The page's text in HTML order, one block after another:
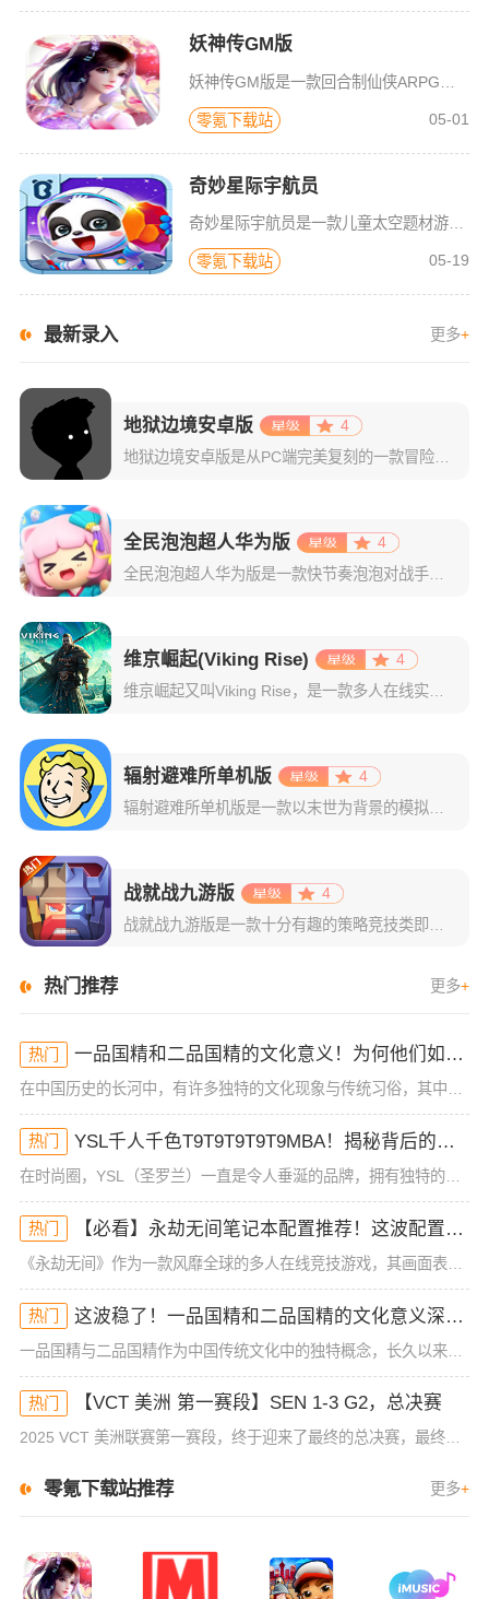
妖神传GM版
零氪下载站 05-01
奇妙星际宇航员
奇妙星际宇航员是一款儿童太空题材游戏，太空是什么样子？宇航员在空间站如何生活？小朋友们一定很好奇，游戏中包含了很多关于宇宙的百科知识，配合小游戏的玩法，可以让宝宝们在一遍玩耍中学习关于神秘宇宙的知识，
零氪下载站 05-19
最新录入 更多+
地狱边境安卓版
4
地狱边境安卓版是从PC端完美复刻的一款冒险解谜游戏，该游戏以黑白画风为主，为玩家渲染出恐怖刺激的游戏环境。同时游戏背景音乐会随场景变化而改变，漆黑剪影的主角以及敌人让你仿佛身临其境一般，并且还巧妙地将
全民泡泡超人华为版
4
全民泡泡超人华为版是一款快节奏泡泡对战手游，游戏致力于还原经典的泡泡对战玩法，并且在此基础上还新增了排位模式、跑酷竞速、Partygame、抽盲盒等趣味玩法，让玩家不仅能回忆童年的乐趣也能得到更多新颖
维京崛起(Viking Rise)
4
辐射避难所单机版
4
战就战九游版
4
热门推荐 更多+
热门 一品国精和二品国精的文化意义！为何他们如此独特？你绝对不知道的深层背景
热门 YSL千人千色T9T9T9T9T9MBA！揭秘背后的设计秘密，难怪网友都在疯传！
在时尚圈，YSL（圣罗兰）一直是令人垂涎的品牌，拥有独特的设计理念和精湛的工艺。而最近，“YSL千人千色T9T9T9T9T9MBA”这款产品，不仅成为了社交媒体的热议话题，更是引发了无数时尚迷的疯狂追
热门 【必看】永劫无间笔记本配置推荐！这波配置让你秒杀全场，手慢无！
《永劫无间》作为一款风靡全球的多人在线竞技游戏，其画面表现力和战斗快感都让无数玩家欲罢不能。为了确保玩家能在游戏中获得最佳的体验，选择合适的电脑配置至关重要。如果你的设备性能不足，可能会面临掉帧、卡顿
热门 这波稳了！一品国精和二品国精的文化意义深度解析！谁懂啊
一品国精与二品国精作为中国传统文化中的独特概念，长久以来在人们的认知中扮演着重要角色。随着历史的推移，社会各界对这些身份和阶层的理解也逐渐发生了变化。今天，我们就来深度剖析一品国精和二品国精的文化意义
热门 【VCT 美洲 第一赛段】SEN 1-3 G2，总决赛
2025 VCT 美洲联赛第一赛段，终于迎来了最终的总决赛，最终G2以3-1击败SEN，成功夺冠。继启点赛夺冠后，G2成为美洲赛区首支实现背靠背连冠的队伍，也是目前联赛体系下唯一一支两次夺得美洲赛区冠
零氪下载站推荐 更多+